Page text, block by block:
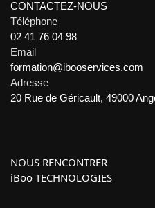
CONTACTEZ-NOUS
Téléphone
02 41 76 04 98
Email
formation@ibooservices.com
Adresse
20 Rue de Géricault, 49000
NOUS RENCONTRER
iBoo TECHNOLOGIES